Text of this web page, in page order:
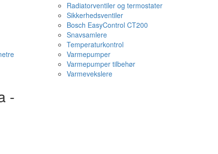
Radiatorventiler og termostater
Sikkerhedsventiler
Bosch EasyControl CT200
Snavsamlere
Temperaturkontrol
Varmepumper
Varmepumper tilbehør
Varmevekslere
-